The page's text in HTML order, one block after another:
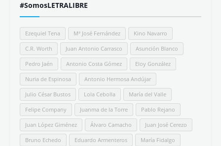
#SomosLETRALIBRE
Ezequiel Tena Mª José Fernández Kino Navarro
C.R. Worth Juan Antonio Carrasco Asunción Blanco
Pedro Jaén Antonio Costa Gómez Eloy González
Nuria de Espinosa Antonio Hermosa Andújar
Julio César Bustos Lola Cebolla María del Valle
Felipe Company Juanma de la Torre Pablo Rejano
Juan López Giménez Álvaro Camacho Juan José Cerezo
Bruno Echedo Eduardo Armenteros María Fidalgo